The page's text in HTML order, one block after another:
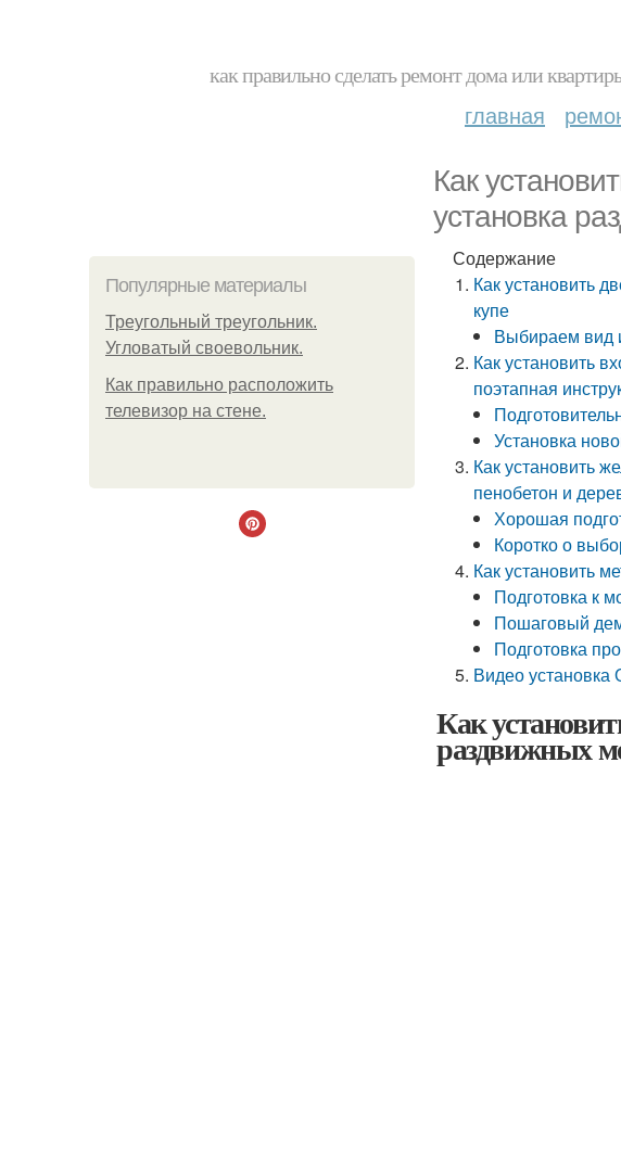
как правильно сделать ремонт дома или
главная
Как
установка
Популярные материалы
Треугольный треугольник.
Угловатый своевольник.
Как правильно расположить
телевизор на стене.
Содержание
Как установить
купе
Выбираем вид
Как установить
поэтапная
Установка
Как установить
пенобетон и
Хорошая
Коротко о
Как установить
Подготовка к
Пошаговый
Подготовка
Видео
Как
раздвижных